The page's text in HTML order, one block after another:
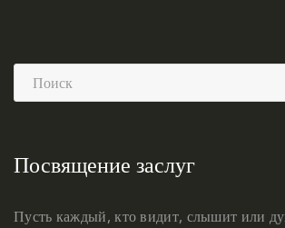
Посвящение заслуг
Пусть каждый, кто видит, слышит или